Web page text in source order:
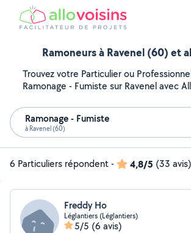
Ramoneurs à Ravenel (60) et
Trouvez votre Particulier ou
Ramonage - Fumiste sur Ravenel avec
Ramonage - Fumiste
à Ravenel (60)
6 Particuliers répondent- 4,8/5 (33 avis)
Freddy Ho
Léglantiers (Léglantiers)
5/5 (6 avis)